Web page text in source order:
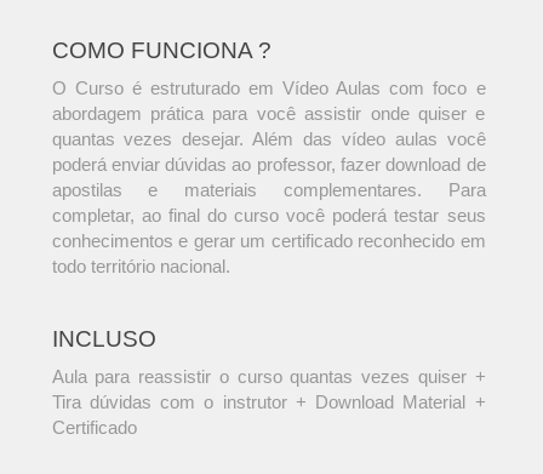
COMO FUNCIONA ?
O Curso é estruturado em Vídeo Aulas com foco e
abordagem prática para você assistir onde quiser e
quantas vezes desejar. Além das vídeo aulas você
poderá enviar dúvidas ao professor, fazer download de
apostilas e materiais complementares. Para
completar, ao final do curso você poderá testar seus
conhecimentos e gerar um certificado reconhecido em
todo território nacional.
INCLUSO
Aula para reassistir o curso quantas vezes quiser +
Tira dúvidas com o instrutor + Download Material +
Certificado